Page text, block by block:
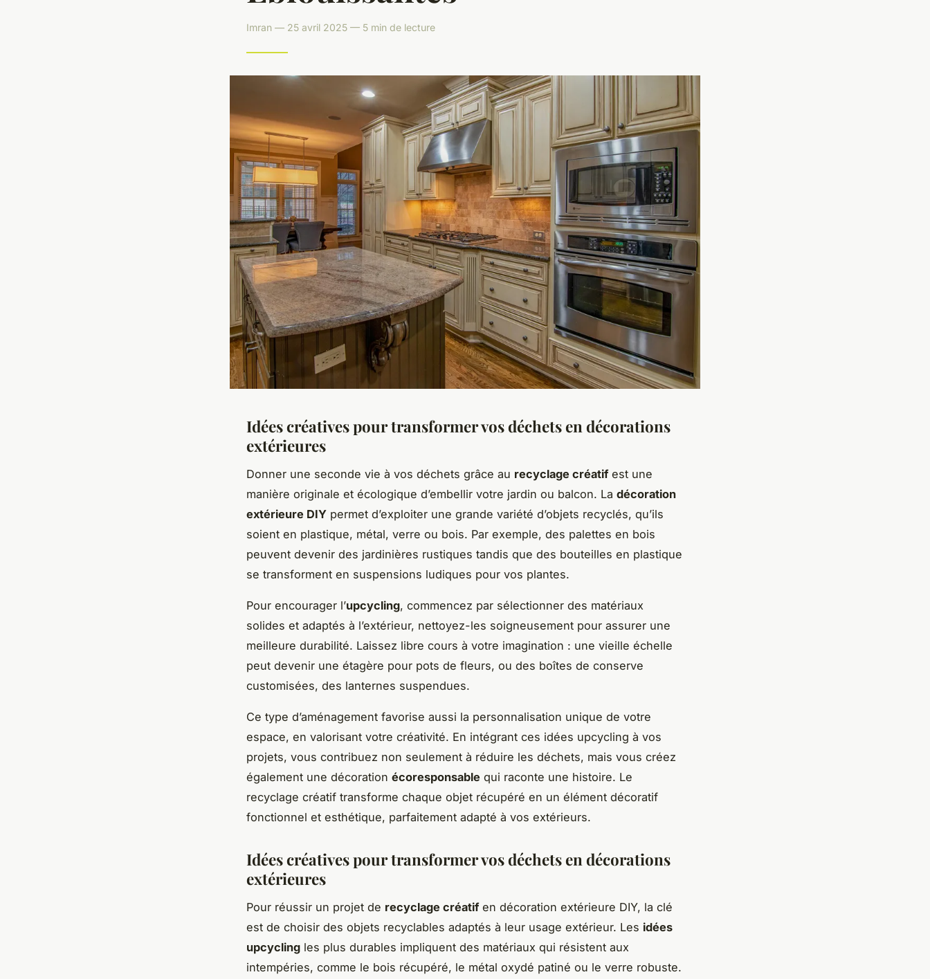
Imran — 25 avril 2025 — 5 min de lecture
Idées créatives pour transformer vos déchets en décorations
extérieures
Donner une seconde vie à vos déchets grâce au recyclage créatifest une
manière originale et écologique d’embellir votre jardin ou balcon. La décoration
extérieure DIY permet d’exploiter une grande variété d’objets recyclés, qu’ils
soient en plastique, métal, verre ou bois. Par exemple, des palettes en bois
peuvent devenir des jardinières rustiques tandis que des bouteilles en plastique
se transforment en suspensions ludiques pour vos plantes.
Pour encourager l’upcycling, commencez par sélectionner des matériaux
solides et adaptés à l’extérieur, nettoyez-les soigneusement pour assurer une
meilleure durabilité. Laissez libre cours à votre imagination : une vieille échelle
peut devenir une étagère pour pots de fleurs, ou des boîtes de conserve
customisées, des lanternes suspendues.
Ce type d’aménagement favorise aussi la personnalisation unique de votre
espace, en valorisant votre créativité. En intégrant ces idées upcycling à vos
projets, vous contribuez non seulement à réduire les déchets, mais vous créez
également une décoration écoresponsable qui raconte une histoire. Le
recyclage créatif transforme chaque objet récupéré en un élément décoratif
fonctionnel et esthétique, parfaitement adapté à vos extérieurs.
Idées créatives pour transformer vos déchets en décorations
extérieures
Pour réussir un projet de recyclage créatifen décoration extérieure DIY, la clé
est de choisir des objets recyclables adaptés à leur usage extérieur. Les idées
upcycling les plus durables impliquent des matériaux qui résistent aux
intempéries, comme le bois récupéré, le métal oxydé patiné ou le verre robuste.